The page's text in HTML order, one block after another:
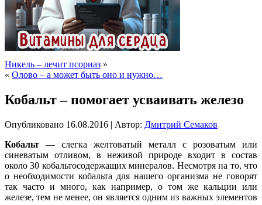
Никель – лечит псориаз »
« Олово – а может быть оно и нужно…
Кобальт – помогает усваивать железо
Опубликовано 16.08.2016 | Автор: Дмитрий Семаков
Кобальт — слегка желтоватый металл с розоватым или
синеватым отливом, в неживой природе входит в состав
около 30 кобальтосодержащих минералов. Несмотря на то, что
о необходимости кобальта для нашего организма не говорят
так часто и много, как например, о том же кальции или
железе, тем не менее, он является одним из важных элементов